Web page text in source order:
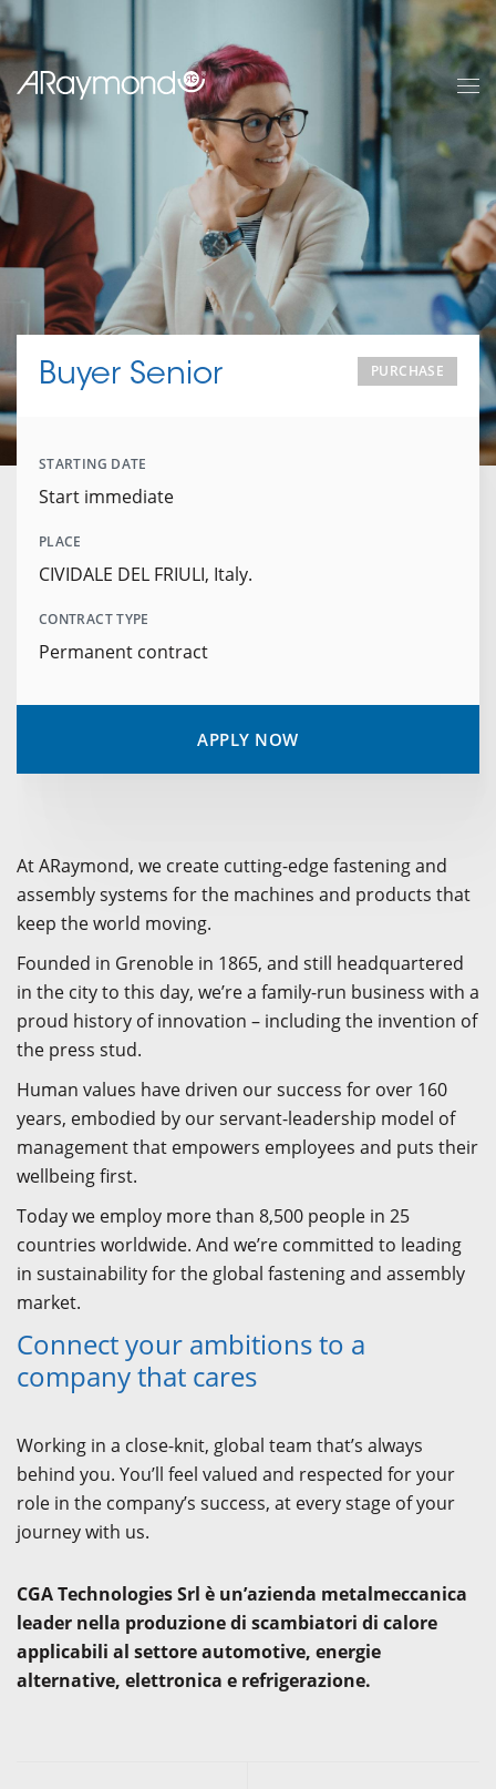
Skip
to
main
content
Buyer Senior PURCHASE
STARTING DATE
Start immediate
PLACE
CIVIDALE DEL FRIULI, Italy.
CONTRACT TYPE
Permanent contract
APPLY NOW
At ARaymond, we create cutting-edge fastening and
assembly systems for the machines and products that
keep the world moving.
Founded in Grenoble in 1865, and still headquartered
in the city to this day, we’re a family-run business with a
proud history of innovation – including the invention of
the press stud.
Human values have driven our success for over 160
years, embodied by our servant-leadership model of
management that empowers employees and puts their
wellbeing first.
Today we employ more than 8,500 people in 25
countries worldwide. And we’re committed to leading
in sustainability for the global fastening and assembly
market.
Connect your ambitions to a
company that cares
Working in a close-knit, global team that’s always
behind you. You’ll feel valued and respected for your
role in the company’s success, at every stage of your
journey with us.
CGA Technologies Srl è un’azienda metalmeccanica
leader nella produzione di scambiatori di calore
applicabili al settore automotive, energie
alternative, elettronica e refrigerazione.